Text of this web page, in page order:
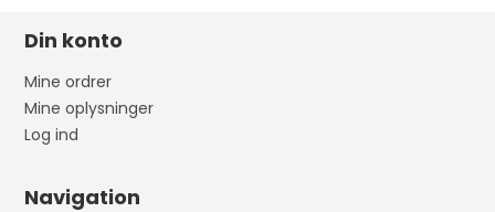
Din konto
Mine ordrer
Mine oplysninger
Log ind
Navigation